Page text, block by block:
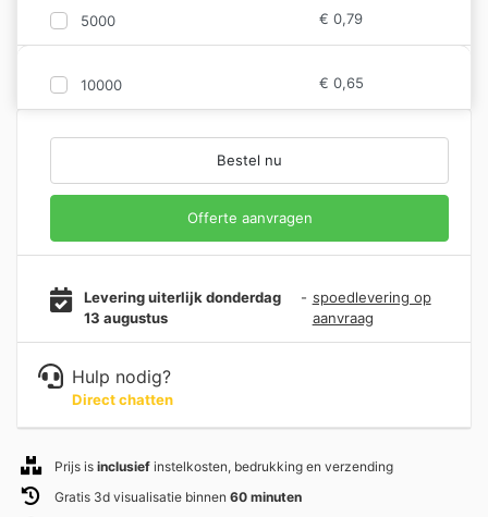
5000 € 0,79
10000 € 0,65
Bestel nu
Offerte aanvragen
Levering uiterlijk donderdag
13 augustus
- spoedlevering op
aanvraag
Hulp nodig?
Direct chatten
Prijs is inclusief instelkosten, bedrukking en verzending
Gratis 3d visualisatie binnen 60 minuten